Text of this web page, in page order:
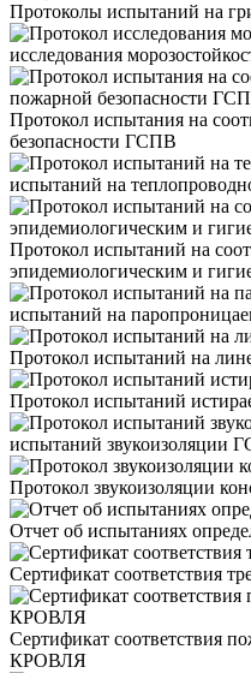
Протоколы испытаний на
исследования
Протокол испытания на
безопасности ГСПВ
испытаний на
Протокол испытаний на
эпидемиологическим и
испытаний на
Протокол испытаний на
Протокол испытаний
испытаний звукоизоляции
Протокол звукоизоляции
Отчет об испытаниях
Сертификат соответствия
Сертификат соответствия
КРОВЛЯ